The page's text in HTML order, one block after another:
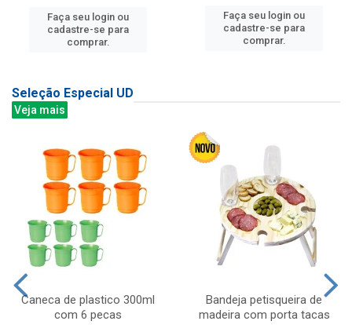
Faça seu login ou
cadastre-se para
comprar.
Faça seu login ou
cadastre-se para
comprar.
Seleção Especial UD
Veja mais
Caneca de plastico 300ml
com 6 pecas
Bandeja petisqueira de
madeira com porta tacas